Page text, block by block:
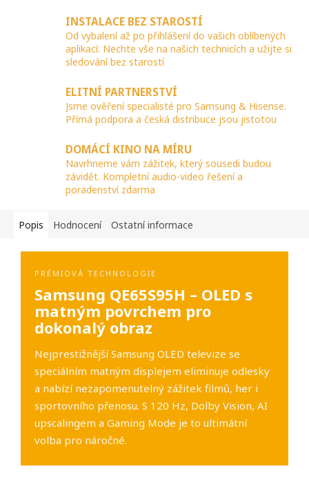
INSTALACE BEZ STAROSTÍ
Od vybalení až po přihlášení do vašich oblíbených
aplikací. Nechte vše na našich technicích a užijte si
sledování bez starostí
ELITNÍ PARTNERSTVÍ
Jsme ověření specialisté pro Samsung & Hisense.
Přímá podpora a česká distribuce jsou jistotou
DOMÁCÍ KINO NA MÍRU
Navrhneme vám zážitek, který sousedi budou
závidět. Kompletní audio-video řešení a
poradenství zdarma
Popis Hodnocení Ostatní informace
PRÉMIOVÁ TECHNOLOGIE
Samsung QE65S95H – OLED s
matným povrchem pro
dokonalý obraz
Nejprestižnější Samsung OLED televize se
speciálním matným displejem eliminuje odlesky
a nabízí nezapomenutelný zážitek filmů, her i
sportovního přenosu. S 120 Hz, Dolby Vision, AI
upscalingem a Gaming Mode je to ultimátní
volba pro náročné.